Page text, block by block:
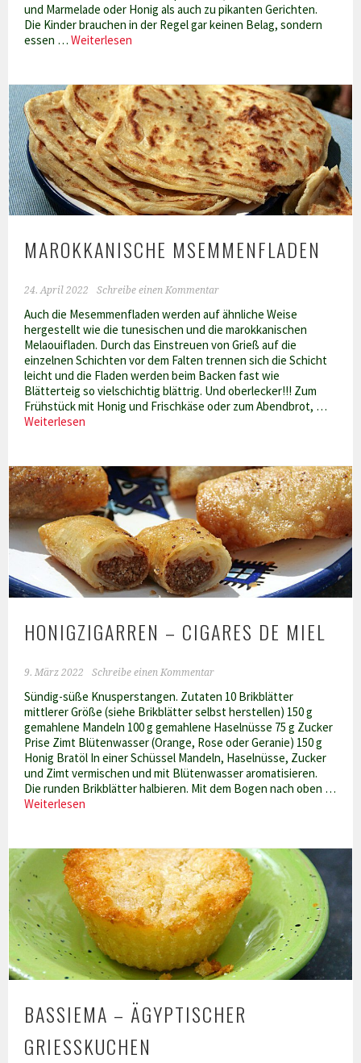
und Marmelade oder Honig als auch zu pikanten Gerichten.
Die Kinder brauchen in der Regel gar keinen Belag, sondern
essen …Weiterlesen
Fladen
MAROKKANISCHE MSEMMENFLADEN
24. April 2022 Schreibe einen Kommentar
Auch die Mesemmenfladen werden auf ähnliche Weise
hergestellt wie die tunesischen und die marokkanischen
Melaouifladen. Durch das Einstreuen von Grieß auf die
einzelnen Schichten vor dem Falten trennen sich die Schicht
leicht und die Fladen werden beim Backen fast wie
Blätterteig so vielschichtig blättrig. Und oberlecker!!! Zum
Frühstück mit Honig und Frischkäse oder zum Abendbrot, …
Weiterlesen
HONIGZIGARREN – CIGARES DE MIEL
9. März 2022 Schreibe einen Kommentar
Sündig-süße Knusperstangen. Zutaten 10 Brikblätter
mittlerer Größe (siehe Brikblätter selbst herstellen) 150 g
gemahlene Mandeln 100 g gemahlene Haselnüsse 75 g Zucker
Prise Zimt Blütenwasser (Orange, Rose oder Geranie) 150 g
Honig Bratöl In einer Schüssel Mandeln, Haselnüsse, Zucker
und Zimt vermischen und mit Blütenwasser aromatisieren.
Die runden Brikblätter halbieren. Mit dem Bogen nach oben …
Weiterlesen
de
miel
BASSIEMA – ÄGYPTISCHER
GRIESSKUCHEN